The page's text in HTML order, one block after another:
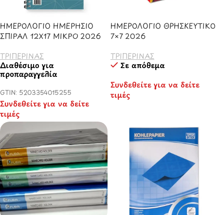
ΗΜΕΡΟΛΟΓΙΟ ΗΜΕΡΗΣΙΟ
ΣΠΙΡΑΛ 12Χ17 ΜΙΚΡΟ 2026
ΤΡΙΠΕΡΙΝΑΣ
Διαθέσιμο για
προπαραγγελία
GTIN: 5203354015255
Συνδεθείτε για να δείτε
τιμές
ΗΜΕΡΟΛΟΓΙΟ ΘΡΗΣΚΕΥΤΙΚ0
7×7 2026
ΤΡΙΠΕΡΙΝΑΣ
Σε απόθεμα
Συνδεθείτε για να δείτε
τιμές